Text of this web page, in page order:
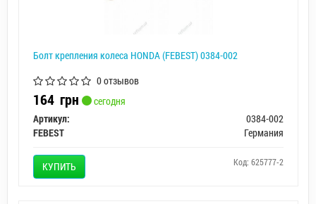
Болт крепления колеса HONDA (FEBEST) 0384-002
0 отзывов
164 грн
сегодня
Артикул:
0384-002
FEBEST
Германия
КУПИТЬ Код: 625777-2